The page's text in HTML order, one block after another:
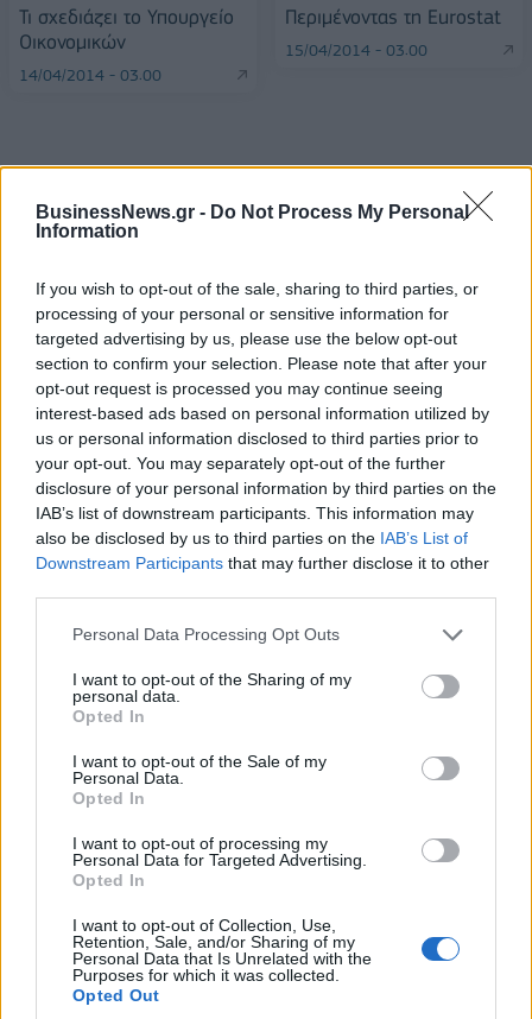
BusinessNews.gr - Do Not Process My Personal
Information
If you wish to opt-out of the sale, sharing to third parties, or
processing of your personal or sensitive information for
targeted advertising by us, please use the below opt-out
section to confirm your selection. Please note that after your
opt-out request is processed you may continue seeing
interest-based ads based on personal information utilized by
us or personal information disclosed to third parties prior to
your opt-out. You may separately opt-out of the further
disclosure of your personal information by third parties on the
IAB’s list of downstream participants. This information may
also be disclosed by us to third parties on the IAB’s List of
Downstream Participants that may further disclose it to other
Personal Data Processing Opt Outs
I want to opt-out of the Sharing of my
personal data.
Opted In
I want to opt-out of the Sale of my
Personal Data.
Opted In
I want to opt-out of processing my
Personal Data for Targeted Advertising.
Opted In
I want to opt-out of Collection, Use,
Retention, Sale, and/or Sharing of my
Personal Data that Is Unrelated with the
Purposes for which it was collected.
Opted Out
Τι σχεδιάζει το Υπουργείο
Οικονομικών
14/04/2014 - 03:00
Περιμένοντας τη Eurostat
15/04/2014 - 03:00
ΡΟΗ ΕΙΔΗΣΕΩΝ
Από τη Σπάρτη στη διεθνή ελίτ της γεύσης: Νέα
μεγάλη επιτυχία για τις ελιές Σακελλαρόπουλου
10/08/2026 - 10:42 ΕΠΙΧΕΙΡΗΣΕΙΣ
ΑΑΔΕ: Φορολογικό «σαφάρι» στις τουριστικές
περιοχές, με οδηγό τις καταγγελίες πολιτών
ΚΑΛΑΣ: Αυξημένα κόστη «ροκάνισαν» την
νέα μονάδα στο Μεσολόγγι
10/08/2026 - 10:10
Εξοικονομώ – Επιχειρώ: Παράταση έως τις 30
Νοεμβρίου για περισσότερες από 400 επιχειρήσεις
10/08/2026 - 09:59
Τουρισμός για Όλους: Kατάθεση αιτήσεων
ανεξάρτητα από το τελευταίο ψηφίο του ΑΦΜ
10/08/2026 - 09:44